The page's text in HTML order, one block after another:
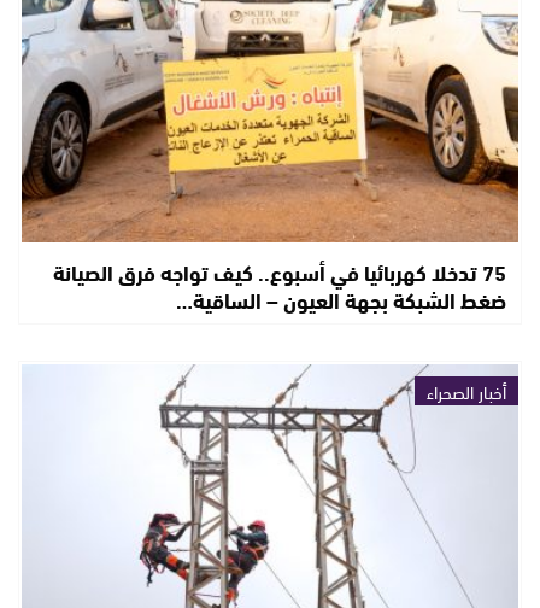
75 تدخلا كهربائيا في أسبوع.. كيف تواجه فرق الصيانة
ضغط الشبكة بجهة العيون – الساقية…
أخبار الصحراء